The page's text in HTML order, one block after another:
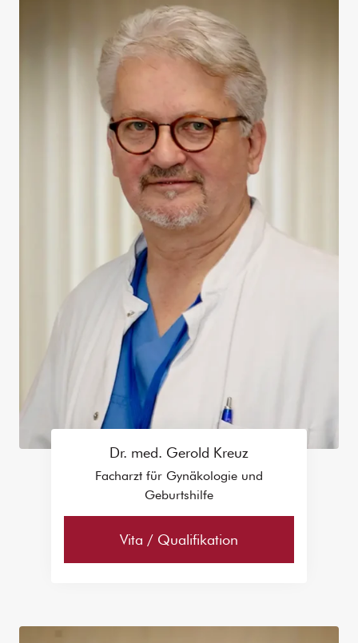
Dr. med. Gerold Kreuz
Facharzt für Gynäkologie und
Geburtshilfe
Vita / Qualifikation